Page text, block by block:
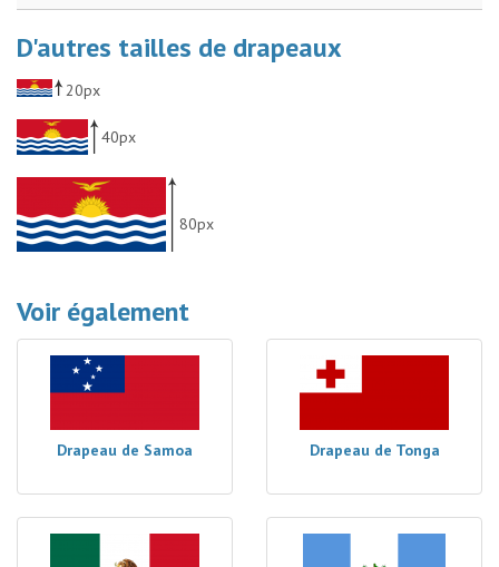
D'autres tailles de drapeaux
20px
40px
80px
Voir également
Drapeau de Samoa Drapeau de Tonga